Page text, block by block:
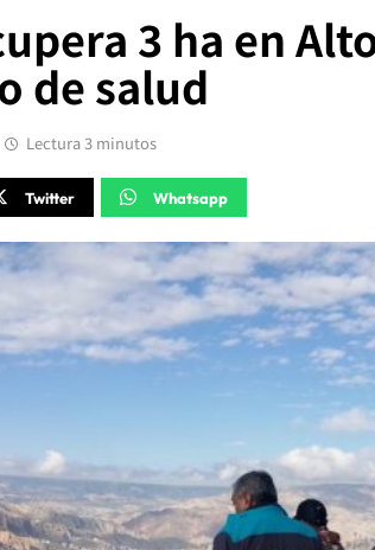
3 ha en
de salud
Lectura 3 minutos
Twitter Whatsapp